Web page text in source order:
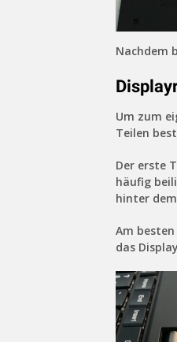
Nachdem
Um zum
Teilen
Der erste
häufig
hinter
Am
das